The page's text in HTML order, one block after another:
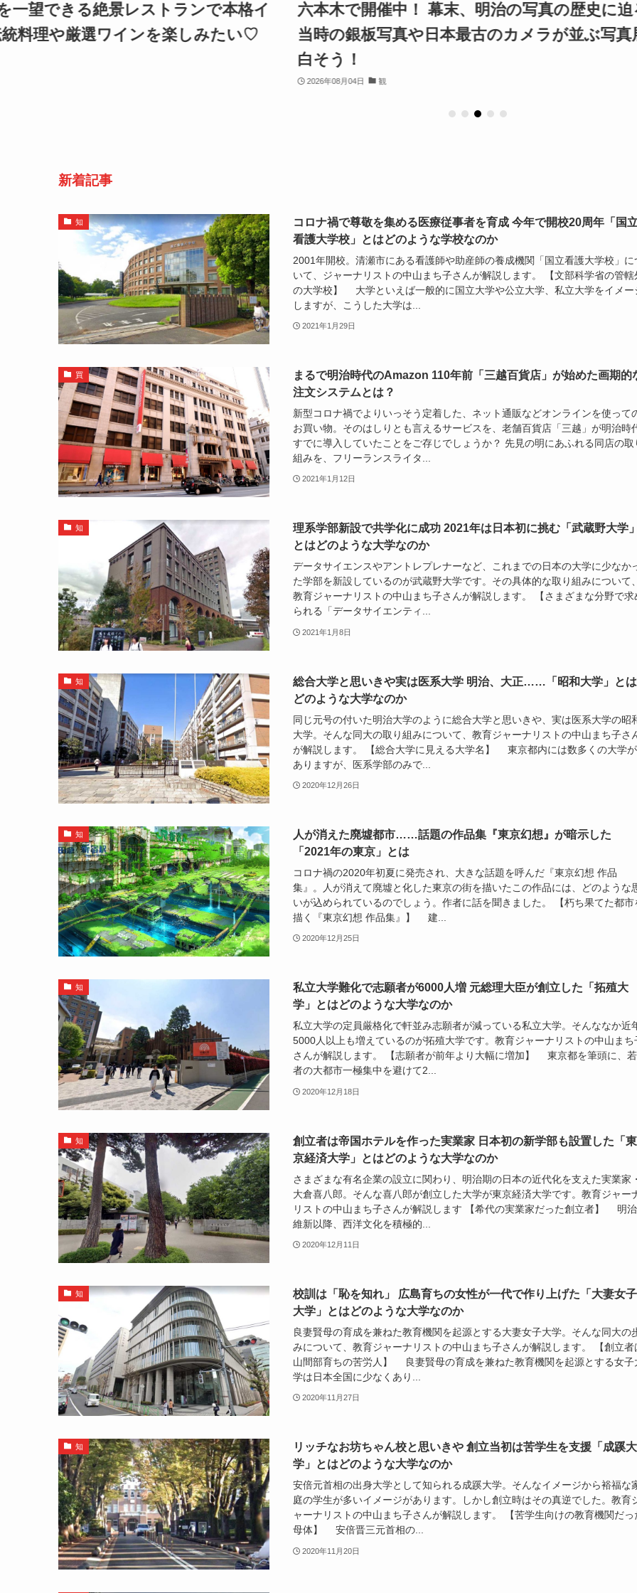
望できる絶景レストランで本格イ
料理や厳選ワインを楽しみたい♡
六本木で開催中！ 幕末、明治の写真の歴史に迫る
当時の銀板写真や日本最古のカメラが並ぶ写真
白そう！
2026年08月04日 観
新着記事
知
コロナ禍で尊敬を集める医療従事者を育成 今年で開校20周年「国立
看護大学校」とはどのような学校なのか
2001年開校。清瀬市にある看護師や助産師の養成機関「国立看護大学校」に
いて、ジャーナリストの中山まち子さんが解説します。 【文部科学省の管轄
の大学校】 大学といえば一般的に国立大学や公立大学、私立大学をイメー
しますが、こうした大学は...
2021年1月29日
買
まるで明治時代のAmazon 110年前「三越百貨店」が始めた画期的
注文システムとは？
新型コロナ禍でよりいっそう定着した、ネット通販などオンラインを使って
お買い物。そのはしりとも言えるサービスを、老舗百貨店「三越」が明治時
すでに導入していたことをご存じでしょうか？ 先見の明にあふれる同店の取
組みを、フリーランスライタ...
2021年1月12日
知
理系学部新設で共学化に成功 2021年は日本初に挑む「武蔵野大学」
とはどのような大学なのか
データサイエンスやアントレプレナーなど、これまでの日本の大学に少なか
た学部を新設しているのが武蔵野大学です。その具体的な取り組みについて、
教育ジャーナリストの中山まち子さんが解説します。 【さまざまな分野で求
られる「データサイエンティ...
2021年1月8日
知
総合大学と思いきや実は医系大学 明治、大正……「昭和大学」とは
どのような大学なのか
同じ元号の付いた明治大学のように総合大学と思いきや、実は医系大学の昭
大学。そんな同大の取り組みについて、教育ジャーナリストの中山まち子さ
が解説します。 【総合大学に見える大学名】 東京都内には数多くの大学が
ありますが、医系学部のみで...
2020年12月26日
知
人が消えた廃墟都市……話題の作品集『東京幻想』が暗示した
「2021年の東京」とは
コロナ禍の2020年初夏に発売され、大きな話題を呼んだ『東京幻想 作品
集』。人が消えて廃墟と化した東京の街を描いたこの作品には、どのような
いが込められているのでしょう。作者に話を聞きました。 【朽ち果てた都市
描く『東京幻想 作品集』】 建...
2020年12月25日
知
私立大学難化で志願者が6000人増 元総理大臣が創立した「拓殖大
学」とはどのような大学なのか
私立大学の定員厳格化で軒並み志願者が減っている私立大学。そんななか近
5000人以上も増えているのが拓殖大学です。教育ジャーナリストの中山まち
さんが解説します。 【志願者が前年より大幅に増加】 東京都を筆頭に、若
者の大都市一極集中を避けて2...
2020年12月18日
知
創立者は帝国ホテルを作った実業家 日本初の新学部も設置した「東
京経済大学」とはどのような大学なのか
さまざまな有名企業の設立に関わり、明治期の日本の近代化を支えた実業家・
大倉喜八郎。そんな喜八郎が創立した大学が東京経済大学です。教育ジャー
リストの中山まち子さんが解説します 【希代の実業家だった創立者】 明治
維新以降、西洋文化を積極的...
2020年12月11日
知
校訓は「恥を知れ」 広島育ちの女性が一代で作り上げた「大妻女子
大学」とはどのような大学なのか
良妻賢母の育成を兼ねた教育機関を起源とする大妻女子大学。そんな同大の
みについて、教育ジャーナリストの中山まち子さんが解説します。 【創立者
山間部育ちの苦労人】 良妻賢母の育成を兼ねた教育機関を起源とする女子
学は日本全国に少なくあり...
2020年11月27日
知
リッチなお坊ちゃん校と思いきや 創立当初は苦学生を支援「成蹊大
学」とはどのような大学なのか
安倍元首相の出身大学として知られる成蹊大学。そんなイメージから裕福な
庭の学生が多いイメージがあります。しかし創立時はその真逆でした。教育
ャーナリストの中山まち子さんが解説します。 【苦学生向けの教育機関だっ
母体】 安倍晋三元首相の...
2020年11月20日